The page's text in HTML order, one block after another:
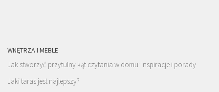
WNĘTRZA I MEBLE
Jak stworzyć przytulny kąt czytania w domu: Inspiracje i porady
Jaki taras jest najlepszy?